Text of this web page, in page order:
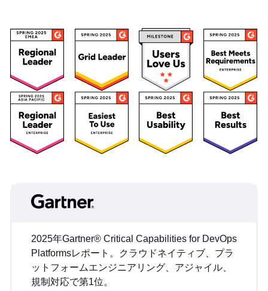
2025年Gartner® Critical Capabilities for DevOps
Platformsレポート。クラウドネイティブ、プラ
ットフォームエンジニアリング、アジャイル、
規制対応で第1位。